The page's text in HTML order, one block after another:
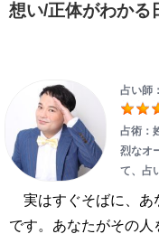
想い/正体がわかる
占い師：
占術：
烈なオ
て、占
実はすぐそばに、あ
です。あなたがその